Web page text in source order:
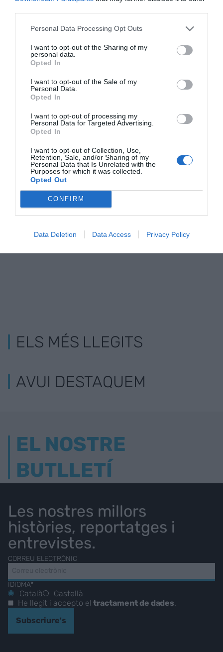
Personal Data Processing Opt Outs
I want to opt-out of the Sharing of my
personal data.
Opted In
I want to opt-out of the Sale of my
Personal Data.
Opted In
I want to opt-out of processing my
Personal Data for Targeted Advertising.
Opted In
I want to opt-out of Collection, Use,
Retention, Sale, and/or Sharing of my
Personal Data that Is Unrelated with the
Purposes for which it was collected.
Opted Out
CONFIRM
Data Deletion Data Access Privacy Policy
RELACIONADES
Foment del Treball:
"Prou d'apujar
Foment del Treball
obre oficina a
conseller
ELS MÉS LLEGITS
AVUI DESTAQUEM
EL NOSTRE
BUTLLETÍ
Les nostres millors
històries, reportatges i
entrevistes.
CORREU ELECTRÒNIC
IDIOMA*
Català
Castellà
He llegit i accepto eltractament de dades.
Subscriure's